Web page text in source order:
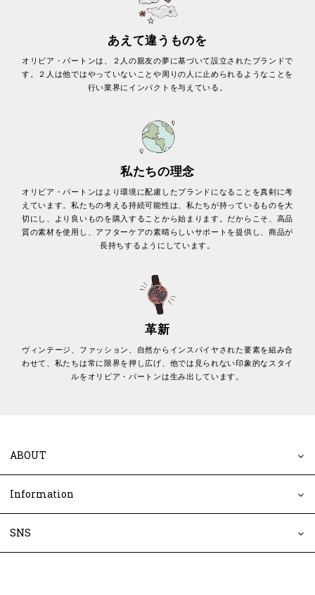
あえて違うものを
オリビア・バートンは、２人の親友の夢に基づいて設立されたブランドで
す。２人は他ではやっていないことや周りの人に止められるようなことを
行い業界にインパクトを与えている。
私たちの理念
オリビア・バートンはより環境に配慮したブランドになることを真剣に考
えています。私たちの考える持続可能性は、私たちが持っているものを大
切にし、より良いものを購入することから始まります。だからこそ、高品
質の素材を使用し、アフターケアの素晴らしいサポートを提供し、商品が
長持ちするようにしています。
革新
ヴィンテージ、ファッション、自然からインスパイヤされた要素を組み合
わせて、私たちは常に限界を押し広げ、他では見られない印象的なスタイ
ルをオリビア・バートンは生み出しています。
ABOUT
Information
SNS